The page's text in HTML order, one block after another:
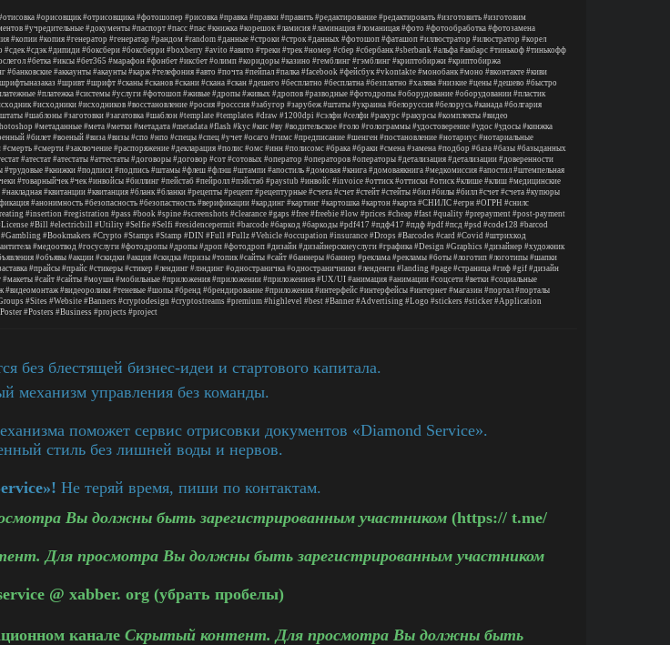
#орисовщик #отрисовщика #фотошопер #рисовка #правка #правки #править #редактирование #редактировать #изготовить #изготовим
#учредительные #документы #паспорт #пасс #пас #книжка #корешок #ламисия #ламинация #ломаницая #фото #фотообработка #фотозамена
#копии #копия #генератор #генератар #рандом #random #данные #строки #строк #данных #фотошоп #фаташоп #иллюстратор #илюстратор #корел
#сдек #сдэк #дипиди #боксбери #боксберри #boxberry #avito #авито #треки #трек #номер #сбер #сбербанк #sberbank #альфа #акбарс #тинькоф #тинькофф
#бетка #иксы #бет365 #марафон #фонбет #иксбет #олимп #коридоры #казино #гемблинг #гэмблинг #криптобиржи #криптобиржа
#банковские #аккаунты #акаунты #карж #телефония #авто #почта #пейпал #палка #facebook #фейсбук #vkontakte #монобанк #моно #вконтакте #киви
#шривт #шрифт #сканы #сканов #скани #скана #скан #дешего #бесплатно #бесплатна #безплатно #халява #низкие #цены #дешево #быстро
#платежка #системы #услуги #фотошоп #живые #дропы #живых #дропов #разводные #фотодропы #оборудование #оборудовании #пластик
#исходники #исходников #восстановление #росия #росссия #забугор #зарубеж #штаты #украина #белоруссия #белорусь #канада #болгария
#шаблоны #заготовки #загатовка #шаблон #template #templates #draw #1200dpi #сэлфи #селфи #ракурс #ракурсы #комплекты #видео
#метаданные #мета #метки #метадата #metadata #flash #kyc #кис #ву #водительское #голо #голограммы #удостоверение #удос #удосы #кинжка
#билет #военый #виза #визы #спо #нпо #спецы #спец #учет #осаго #гимс #предписание #шенген #постановление #нотариус #нотариальные
#смерть #смерти #заключение #распоряжение #декларация #полис #омс #инн #полисомс #брака #браки #смена #замена #подбор #база #базы #базыданных
#атестат #атестаты #аттестаты #договоры #договор #сот #сотовых #оператор #операторов #операторы #детализация #детализации #доверенности
#трудовые #книжки #подписи #подпись #штамы #флеш #флэш #штампи #апостиль #домовая #книга #домоваякнига #медкомиссия #апостил #штемпельная
#товарныйчек #чек #инвойсы #биллинг #пейстаб #пейролл #пэйстаб #paystub #инвойс #invoice #оттиск #оттиски #отиск #клише #клиш #медицинские
#накладная #квитанции #квитанция #бланк #бланки #рецепты #рецепт #рецептурные #счета #счет #стейт #стейты #бил #билы #билл #счет #счета #купюры
#анонимность #безопасность #безопастность #верификации #кардинг #картинг #картошка #картон #карта #СНИЛС #егрн #ОГРН #снилс
#insertion #registration #pass #book #spine #screenshots #clearance #gaps #free #freebie #low #prices #cheap #fast #quality #prepayment #post-payment
#Bill #electricbill #Utility #Selfie #Selfi #residencepermit #barcode #баркод #баркоды #pdf417 #пдф417 #пдф #pdf #псд #psd #code128 #barcod
#Gambling #Bookmakers #Crypto #Stamps #Stamp #DIN #Full #Fullz #Vehicle #occupation #insurance #Drops #Barcodes #card #Covid #штрихкод
#медоотвод #госуслуги #фотодропы #дропы #дроп #фотодроп #дизайн #дизайнерскиеуслуги #графика #Design #Graphics #дизайнер #художник
#объявы #акции #скидки #акция #скидка #призы #топик #сайты #сайт #баннеры #баннер #реклама #рекламы #боты #логотип #логотипы #шапки
#прайсы #прайс #стикеры #стикер #лендинг #лэндинг #одностраничка #одностраничники #ленденги #landing #page #страница #гиф #gif #дизайн
#макеты #сайт #сайты #моушн #мобильные #приложения #приложении #приложениев #UX/UI #анимация #анимации #соцсети #ветки #социальные
#видеомонтаж #видеоролики #теневые #шопы #бренд #брендирование #приложения #интерфейс #интерфейсы #интернет #магазин #портал #порталы
#Sites #Website #Banners #cryptodesign #cryptostreams #premium #highlevel #best #Banner #Advertising #Logo #stickers #sticker #Application
#Posters #Business #projects #project
без блестящей бизнес-идеи и стартового капитала.
механизм управления без команды.
поможет сервис отрисовки документов «Diamond Service».
стиль без лишней воды и нервов.
Не теряй время, пиши по контактам.
Вы должны быть зарегистрированным участником (https:// t.me/
Для просмотра Вы должны быть зарегистрированным участником
@ xabber. org (убрать пробелы)
канале Скрытый контент. Для просмотра Вы должны быть